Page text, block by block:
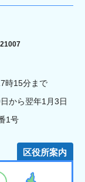
時15分まで
から翌年1月3日
1号
区役所案内